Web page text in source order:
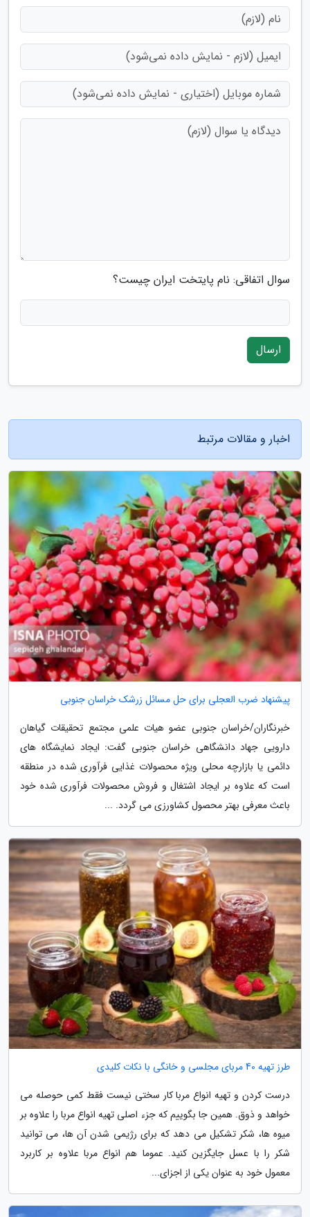
سوال اتفاقی: نام پایتخت ایران چیست؟
ارسال
اخبار و مقالات مرتبط
پیشنهاد ضرب العجلی برای حل مسائل زرشک خراسان جنوبی
خبرنگاران/خراسان جنوبی عضو هیات علمی مجتمع تحقیقات گیاهان
دارویی جهاد دانشگاهی خراسان جنوبی گفت: ایجاد نمایشگاه های
دائمی یا بازارچه محلی ویژه محصولات غذایی فرآوری شده در منطقه
است که علاوه بر ایجاد اشتغال و فروش محصولات فرآوری شده خود
باعث معرفی بهتر محصول کشاورزی می گردد. ...
طرز تهیه 40 مربای مجلسی و خانگی با نکات کلیدی
درست کردن و تهیه انواع مربا کار سختی نیست فقط کمی حوصله می
خواهد و ذوق. همین جا بگوییم که جزء اصلی تهیه انواع مربا را علاوه بر
میوه ها، شکر تشکیل می دهد که برای رژیمی شدن آن ها، می توانید
شکر را با عسل جایگزین کنید. عموما هم انواع مربا علاوه بر کاربرد
معمول خود به عنوان یکی از اجزای...